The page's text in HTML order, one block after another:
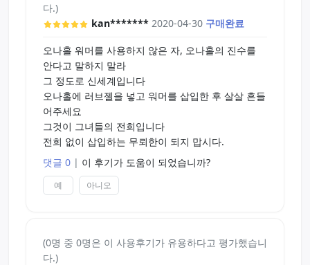
다.)
kan******* 2020-04-30 구매완료
오나홀 워머를 사용하지 않은 자, 오나홀의 진수를
안다고 말하지 말라
그 정도로 신세계입니다
오나홀에 러브젤을 넣고 워머를 삽입한 후 살살 흔들
어주세요
그것이 그녀들의 전희입니다
전희 없이 삽입하는 무뢰한이 되지 맙시다.
댓글 0 | 이 후기가 도움이 되었습니까?
예 아니오
(0명 중 0명은 이 사용후기가 유용하다고 평가했습니
다.)